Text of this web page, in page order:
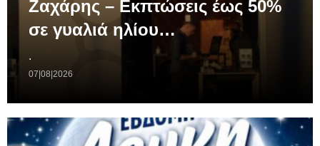
Ζαχάρης – Εκπτώσεις έως 50%
σε γυαλιά ηλίου…
.
07|08|2026